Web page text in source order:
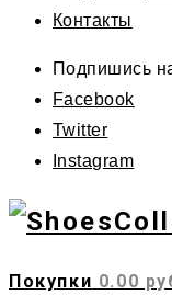
Контакты
Подпишись
Facebook
Twitter
Instagram
Покупки 0.00